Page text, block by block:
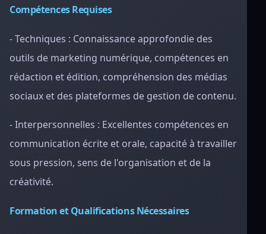
Compétences Requises
- Techniques : Connaissance approfondie des
outils de marketing numérique, compétences en
rédaction et édition, compréhension des médias
sociaux et des plateformes de gestion de contenu.
- Interpersonnelles : Excellentes compétences en
communication écrite et orale, capacité à travailler
sous pression, sens de l'organisation et de la
créativité.
Formation et Qualifications Nécessaires